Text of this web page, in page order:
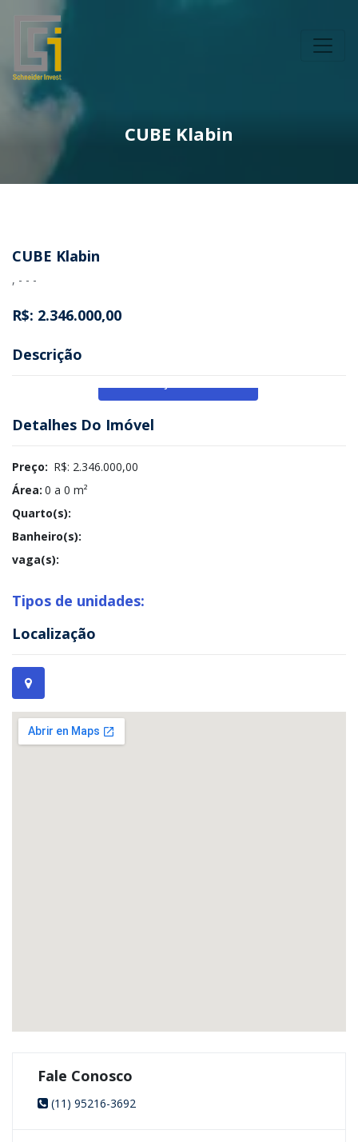
CUBE Klabin
CUBE Klabin
, - - -
R$: 2.346.000,00
Descrição
Detalhes Do Imóvel
Preço: R$: 2.346.000,00
Área: 0 a 0 m²
Quarto(s):
Banheiro(s):
vaga(s):
Tipos de unidades:
Localização
Fale Conosco
(11) 95216-3692